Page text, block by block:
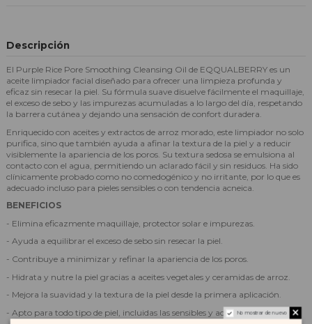
Descripción
El Purple Rice Pore Smoothing Cleansing Oil de EQQUALBERRY es un
aceite limpiador facial diseñado para ofrecer una limpieza profunda y
eficaz sin resecar la piel. Su fórmula suave disuelve fácilmente el maquillaje,
el exceso de sebo y las impurezas acumuladas a lo largo del día, respetando
la barrera cutánea y dejando una sensación de confort duradera.
Enriquecido con aceites y extractos de arroz morado, este limpiador no solo
purifica, sino que también ayuda a afinar la textura de la piel y a reducir
visiblemente la apariencia de los poros. Su textura sedosa se emulsiona al
contacto con el agua, permitiendo un aclarado fácil y sin residuos. Ha sido
clínicamente probado como no comedogénico y no irritante, por lo que es
adecuado incluso para pieles sensibles o con tendencia acneica.
BENEFICIOS
- Elimina eficazmente maquillaje, protector solar e impurezas.
- Ayuda a equilibrar el exceso de sebo sin resecar la piel.
- Contribuye a minimizar y refinar la apariencia de los poros.
- Hidrata y nutre la piel gracias a aceites vegetales y ceramidas de arroz.
- Mejora la suavidad y la textura de la piel desde la primera aplicación.
- Apto para todo tipo de piel, incluidas las sensibles y acneicas.No mostrar de nuevo